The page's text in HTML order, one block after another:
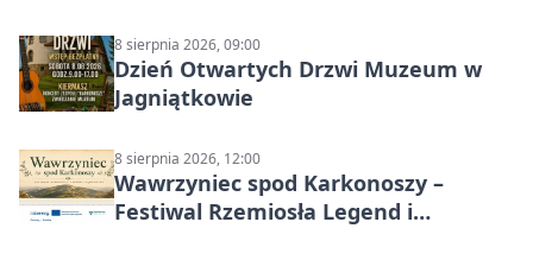
8 sierpnia 2026, 09:00
Dzień Otwartych Drzwi Muzeum w
Jagniątkowie
8 sierpnia 2026, 12:00
Wawrzyniec spod Karkonoszy –
Festiwal Rzemiosła Legend i